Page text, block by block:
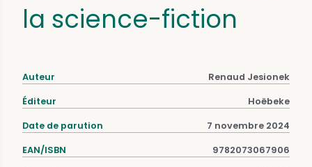
la science-fiction
Auteur Renaud Jesionek
Éditeur Hoëbeke
Date de parution 7 novembre 2024
EAN/ISBN 9782073067906